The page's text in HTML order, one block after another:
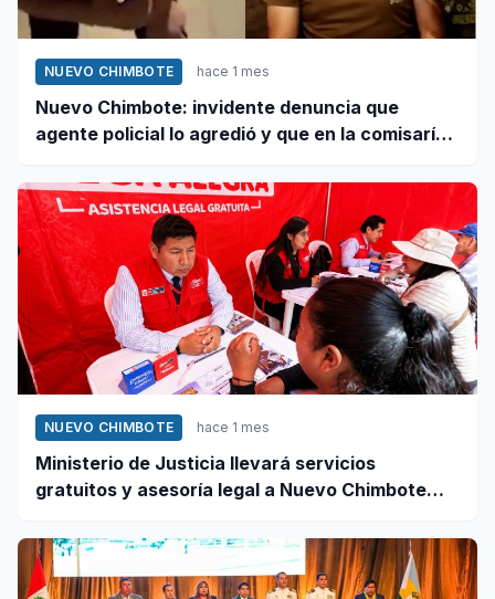
NUEVO CHIMBOTE hace 1 mes
Nuevo Chimbote: invidente denuncia que
agente policial lo agredió y que en la comisaría
NUEVO CHIMBOTE hace 1 mes
Ministerio de Justicia llevará servicios
gratuitos y asesoría legal a Nuevo Chimbote